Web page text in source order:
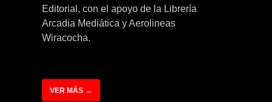
Editorial, con el apoyo de la Librería
Arcadia Mediática y Aerolineas
Wiracocha.
VER MÁS →